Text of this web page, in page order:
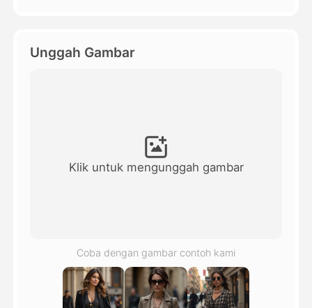
Lihat Semua Template
Unggah Gambar
Klik untuk mengunggah gambar
Coba dengan gambar contoh kami